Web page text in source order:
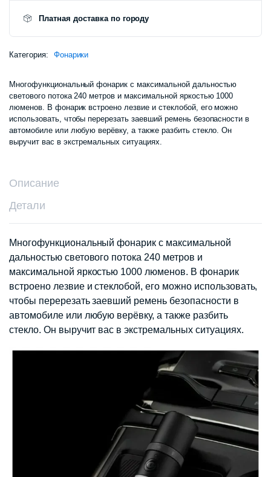
Платная доставка по городу
Категория: Фонарики
Многофункциональный фонарик с максимальной дальностью
светового потока 240 метров и максимальной яркостью 1000
люменов. В фонарик встроено лезвие и стеклобой, его можно
использовать, чтобы перерезать заевший ремень безопасности в
автомобиле или любую верёвку, а также разбить стекло. Он
выручит вас в экстремальных ситуациях.
Описание
Детали
Многофункциональный фонарик с максимальной
дальностью светового потока 240 метров и
максимальной яркостью 1000 люменов. В фонарик
встроено лезвие и стеклобой, его можно использовать,
чтобы перерезать заевший ремень безопасности в
автомобиле или любую верёвку, а также разбить
стекло. Он выручит вас в экстремальных ситуациях.